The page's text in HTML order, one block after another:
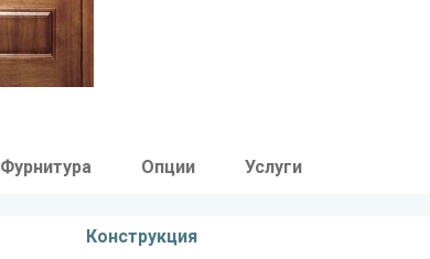
Фурнитура Опции Услуги
Конструкция